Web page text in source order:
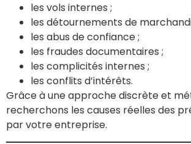
les vols internes ;
les détournements de
les abus de confiance ;
les fraudes documentaires ;
les complicités internes ;
les conflits d’intérêts.
Grâce à une approche discrète et
recherchons les causes réelles des
par votre entreprise.